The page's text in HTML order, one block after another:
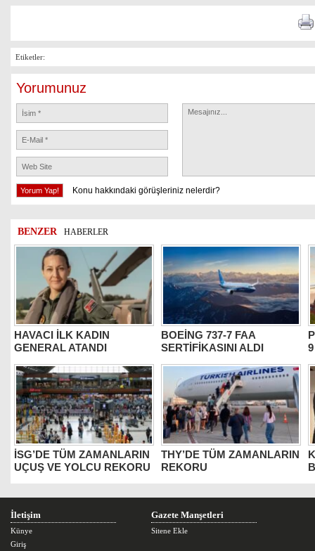
Etiketler:
Yorumunuz
Konu hakkındaki görüşleriniz nelerdir?
BENZER HABERLER
HAVACI İLK KADIN
GENERAL ATANDI
BOEİNG 737-7 FAA
SERTİFİKASINI ALDI
İSG’DE TÜM ZAMANLARIN
UÇUŞ VE YOLCU REKORU
THY’DE TÜM ZAMANLARIN
REKORU
İletişim
Künye
Giriş
Gazete Manşetleri
Sitene Ekle